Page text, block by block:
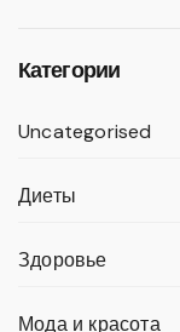
Категории
Uncategorised
Диеты
Здоровье
Мода и красота